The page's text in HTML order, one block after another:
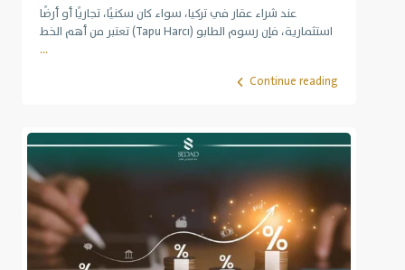
عند شراء عقار في تركيا، سواء كان سكنيًا، تجاريًا أو أرضًا
استثمارية، فإن رسوم الطابو (Tapu Harcı) تعتبر من أهم الخط
...
Continue reading